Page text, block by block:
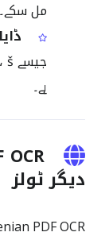
مل سکے۔
ہے۔
دیگر ٹولز